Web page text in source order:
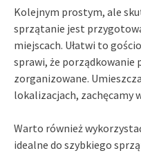
Kolejnym prostym, ale
sprzątanie jest
miejscach. Ułatwi to
sprawi, że porządkowanie
zorganizowane.
lokalizacjach, zachęcamy
Warto również
idealne do szybkiego